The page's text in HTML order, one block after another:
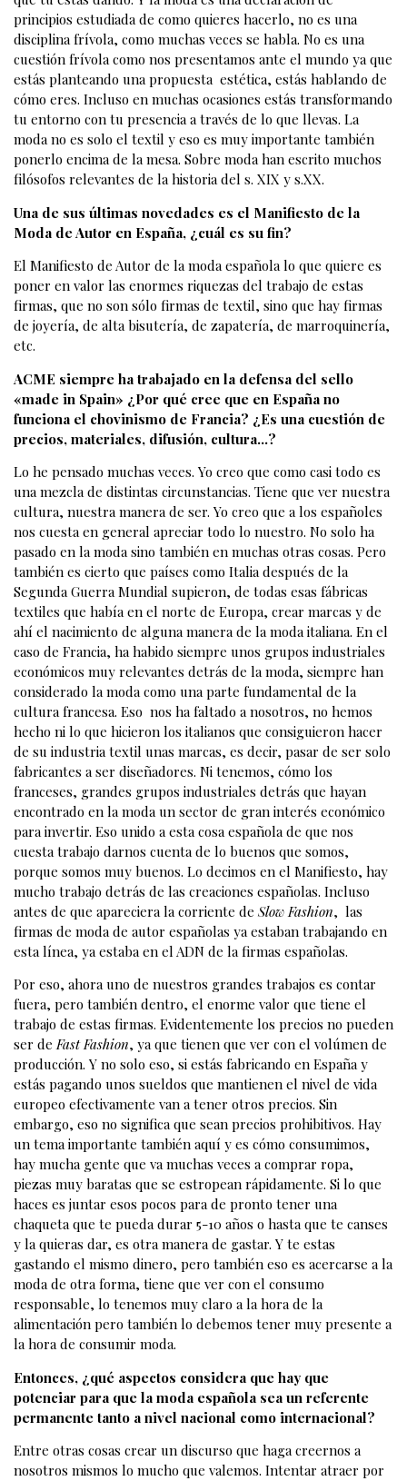
principios estudiada de como quieres hacerlo, no es una
disciplina frívola, como muchas veces se habla. No es una
cuestión frívola como nos presentamos ante el mundo ya que
estás planteando una propuesta estética, estás hablando de
cómo eres. Incluso en muchas ocasiones estás transformando
tu entorno con tu presencia a través de lo que llevas. La
moda no es solo el textil y eso es muy importante también
ponerlo encima de la mesa. Sobre moda han escrito muchos
filósofos relevantes de la historia del s. XIX y s.XX.
Una de sus últimas novedades es el Manifiesto de la
Moda de Autor en España, ¿cuál es su fin?
El Manifiesto de Autor de la moda española lo que quiere es
poner en valor las enormes riquezas del trabajo de estas
firmas, que no son sólo firmas de textil, sino que hay firmas
de joyería, de alta bisutería, de zapatería, de marroquinería,
etc.
ACME siempre ha trabajado en la defensa del sello
«made in Spain» ¿Por qué cree que en España no
funciona el chovinismo de Francia? ¿Es una cuestión de
precios, materiales, difusión, cultura…?
Lo he pensado muchas veces. Yo creo que como casi todo es
una mezcla de distintas circunstancias. Tiene que ver nuestra
cultura, nuestra manera de ser. Yo creo que a los españoles
nos cuesta en general apreciar todo lo nuestro. No solo ha
pasado en la moda sino también en muchas otras cosas. Pero
también es cierto que países como Italia después de la
Segunda Guerra Mundial supieron, de todas esas fábricas
textiles que había en el norte de Europa, crear marcas y de
ahí el nacimiento de alguna manera de la moda italiana. En el
caso de Francia, ha habido siempre unos grupos industriales
económicos muy relevantes detrás de la moda, siempre han
considerado la moda como una parte fundamental de la
cultura francesa. Eso nos ha faltado a nosotros, no hemos
hecho ni lo que hicieron los italianos que consiguieron hacer
de su industria textil unas marcas, es decir, pasar de ser solo
fabricantes a ser diseñadores. Ni tenemos, cómo los
franceses, grandes grupos industriales detrás que hayan
encontrado en la moda un sector de gran interés económico
para invertir. Eso unido a esta cosa española de que nos
cuesta trabajo darnos cuenta de lo buenos que somos,
porque somos muy buenos. Lo decimos en el Manifiesto, hay
mucho trabajo detrás de las creaciones españolas. Incluso
antes de que apareciera la corriente de Slow Fashion, las
firmas de moda de autor españolas ya estaban trabajando en
esta línea, ya estaba en el ADN de la firmas españolas.
Por eso, ahora uno de nuestros grandes trabajos es contar
fuera, pero también dentro, el enorme valor que tiene el
trabajo de estas firmas. Evidentemente los precios no pueden
ser deFast Fashion, ya que tienen que ver con el volúmen de
producción. Y no solo eso, si estás fabricando en España y
estás pagando unos sueldos que mantienen el nivel de vida
europeo efectivamente van a tener otros precios. Sin
embargo, eso no significa que sean precios prohibitivos. Hay
un tema importante también aquí y es cómo consumimos,
hay mucha gente que va muchas veces a comprar ropa,
piezas muy baratas que se estropean rápidamente. Si lo que
haces es juntar esos pocos para de pronto tener una
chaqueta que te pueda durar 5-10 años o hasta que te canses
y la quieras dar, es otra manera de gastar. Y te estas
gastando el mismo dinero, pero también eso es acercarse a la
moda de otra forma, tiene que ver con el consumo
responsable, lo tenemos muy claro a la hora de la
alimentación pero también lo debemos tener muy presente a
la hora de consumir moda.
Entonces, ¿qué aspectos considera que hay que
potenciar para que la moda española sea un referente
permanente tanto a nivel nacional como internacional?
Entre otras cosas crear un discurso que haga creernos a
nosotros mismos lo mucho que valemos. Intentar atraer por